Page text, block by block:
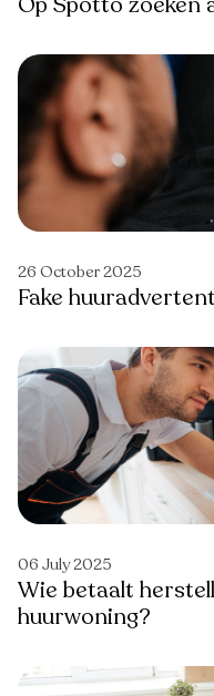
26 October 2025
Fake
06 July 2025
Wie betaalt
huurwoning?